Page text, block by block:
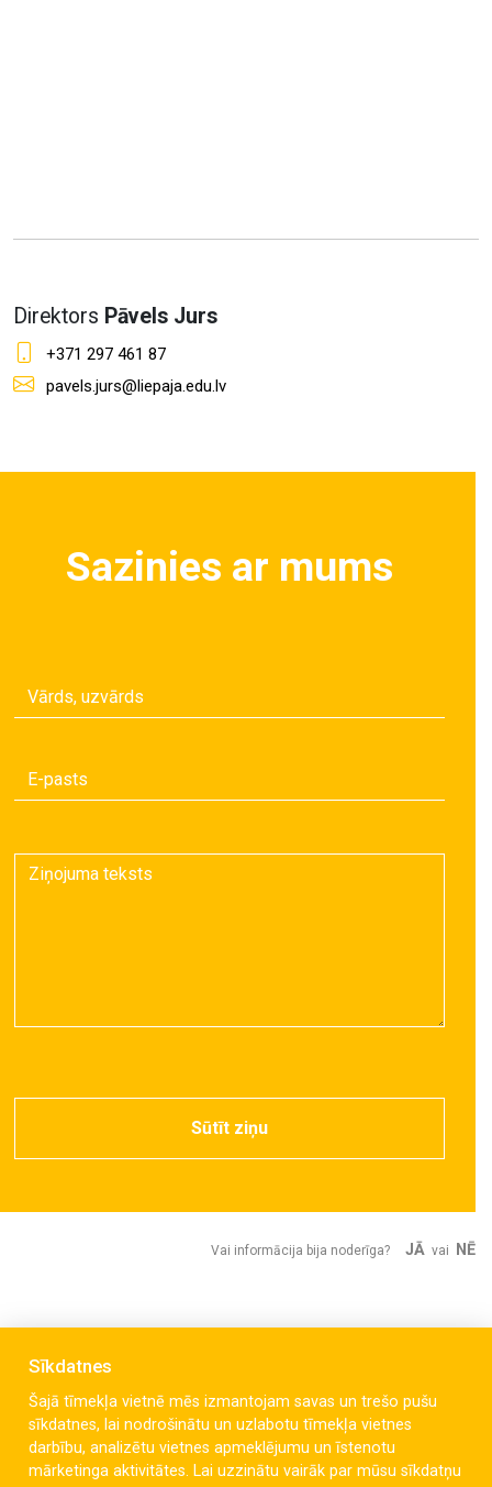
Direktors Pāvels Jurs
+371 297 461 87
pavels.jurs@liepaja.edu.lv
Sazinies ar mums
Sūtīt ziņu
Vai informācija bija noderīga? JĀ vai NĒ
Sīkdatnes
Šajā tīmekļa vietnē mēs izmantojam savas un trešo pušu
sīkdatnes, lai nodrošinātu un uzlabotu tīmekļa vietnes
darbību, analizētu vietnes apmeklējumu un īstenotu
mārketinga aktivitātes. Lai uzzinātu vairāk par mūsu sīkdatņu